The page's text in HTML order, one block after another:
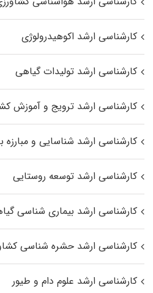
کارشناسی ارشد اکوهیدرولوژی
کارشناسی ارشد تولیدات گیاهی
کارشناسی ارشد ترویج و آموزش
کارشناسی ارشد شناسایی و مبارزه
کارشناسی ارشد توسعه روستایی
کارشناسی ارشد بیماری‌ شناسی
کارشناسی ارشد حشره‌ شناسی
کارشناسی ارشد علوم دام و طیور